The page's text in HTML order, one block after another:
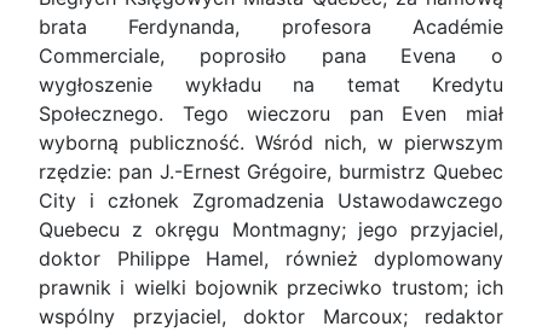
brata Ferdynanda, profesora Académie
Commerciale, poprosiło pana Evena o
wygłoszenie wykładu na temat Kredytu
Społecznego. Tego wieczoru pan Even miał
wyborną publiczność. Wśród nich, w pierwszym
rzędzie: pan J.-Ernest Grégoire, burmistrz Quebec
City i członek Zgromadzenia Ustawodawczego
Quebecu z okręgu Montmagny; jego przyjaciel,
doktor Philippe Hamel, również dyplomowany
prawnik i wielki bojownik przeciwko trustom; ich
wspólny przyjaciel, doktor Marcoux; redaktor